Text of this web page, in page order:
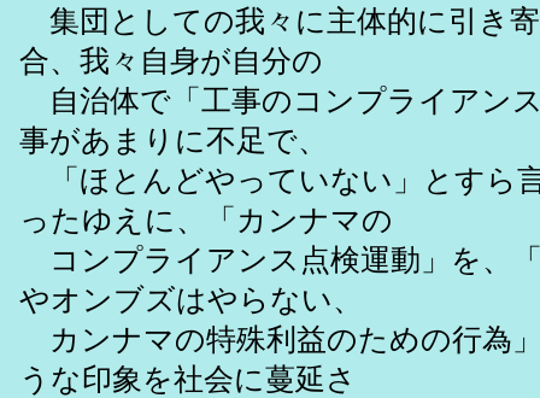
集団としての我々に主体的に引き
合、我々自身が自分の
自治体で「工事のコンプライアン
事があまりに不足で、
「ほとんどやっていない」とすら
ったゆえに、「カンナマの
コンプライアンス点検運動」を、
やオンブズはやらない、
カンナマの特殊利益のための行為
うな印象を社会に蔓延さ